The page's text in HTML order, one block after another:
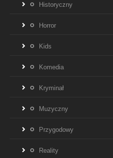
Historyczny
Horror
Kids
Komedia
Kryminał
Muzyczny
Przygodowy
Reality